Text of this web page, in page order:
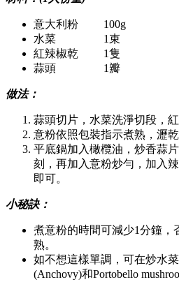
意大利粉 100g
水菜 1束
紅辣椒乾 1隻
蒜頭 1瓣
做法：
蒜頭切片，水菜洗淨切段，紅
意粉依照包裝指示煮熟，瀝乾
平底鍋加入橄欖油，炒香蒜
刻，再加入意粉炒勻，加入
即可。
小秘訣：
煮意粉的時間可減少1分鐘，
熟。
如不想這樣單調，可在炒水
(Anchovy)和Portobello